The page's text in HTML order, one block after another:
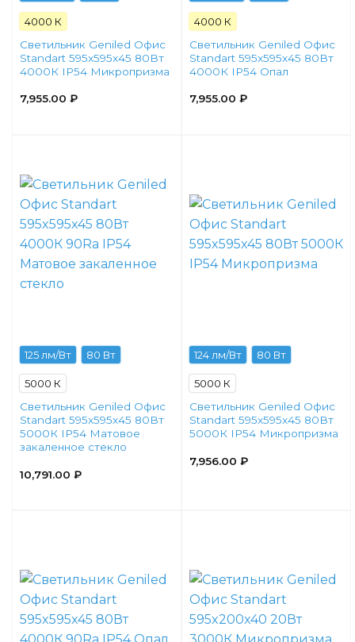
4000 К
Светильник Geniled Офис
Standart 595x595x45 80Вт
4000К IP54 Микропризма
7,955.00 ₽
4000 К
Светильник Geniled Офис
Standart 595x595x45 80Вт
4000К IP54 Опал
7,955.00 ₽
125 лм/Вт 80 Вт
5000 К
Светильник Geniled Офис
Standart 595x595x45 80Вт
5000К IP54 Матовое
закаленное стекло
10,791.00 ₽
124 лм/Вт 80 Вт
5000 К
Светильник Geniled Офис
Standart 595x595x45 80Вт
5000К IP54 Микропризма
7,956.00 ₽